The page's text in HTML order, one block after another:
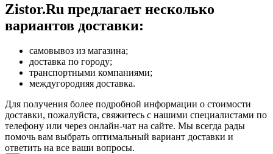
Zistor.Ru предлагает несколько
вариантов доставки:
самовывоз из магазина;
доставка по городу;
транспортными компаниями;
междугородняя доставка.
Для получения более подробной информации о стоимости
доставки, пожалуйста, свяжитесь с нашими специалистами по
телефону или через онлайн-чат на сайте. Мы всегда рады
помочь вам выбрать оптимальный вариант доставки и
ответить на все ваши вопросы.